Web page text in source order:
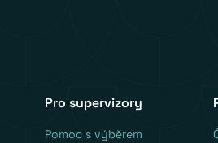
Pro supervizory
Pomoc s výběrem